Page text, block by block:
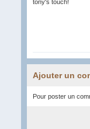
tony's touch!
Ajouter un
Pour poster un